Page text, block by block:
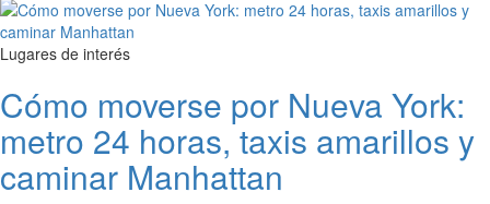
Lugares de interés
Cómo moverse por Nueva York:
metro 24 horas, taxis amarillos y
caminar Manhattan